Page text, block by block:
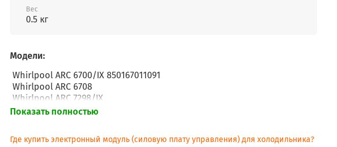
Вес
0.5 кг
Модели:
Whirlpool ARC 6700/IX 850167011091
Whirlpool ARC 6708
Whirlpool ARC 7298/IX
Whirlpool KGEA 355 BIO OPT IN
Whirlpool KGEA 355 OPTIMA IN
Whirlpool KGEA 355 BIO OPT IN
Показать полностью
Где купить электронный модуль (силовую плату управления) для холодильника?